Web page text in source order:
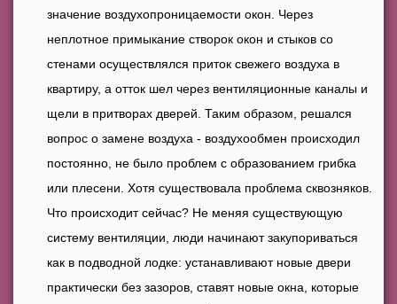
значение воздухопроницаемости окон. Через
неплотное примыкание створок окон и стыков со
стенами осуществлялся приток свежего воздуха в
квартиру, а отток шел через вентиляционные каналы и
щели в притворах дверей. Таким образом, решался
вопрос о замене воздуха - воздухообмен происходил
постоянно, не было проблем с образованием грибка
или плесени. Хотя существовала проблема сквозняков.
Что происходит сейчас? Не меняя существующую
систему вентиляции, люди начинают закупориваться
как в подводной лодке: устанавливают новые двери
практически без зазоров, ставят новые окна, которые